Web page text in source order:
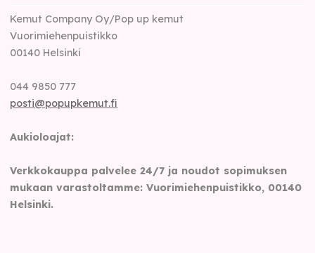
Kemut Company Oy/Pop up kemut
Vuorimiehenpuistikko
00140 Helsinki
044 9850 777
posti@popupkemut.fi
Aukioloajat:
Verkkokauppa palvelee 24/7 ja noudot sopimuksen
mukaan varastoltamme: Vuorimiehenpuistikko, 00140
Helsinki.